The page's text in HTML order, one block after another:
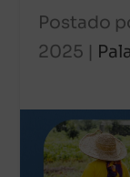
Postado
2025 |